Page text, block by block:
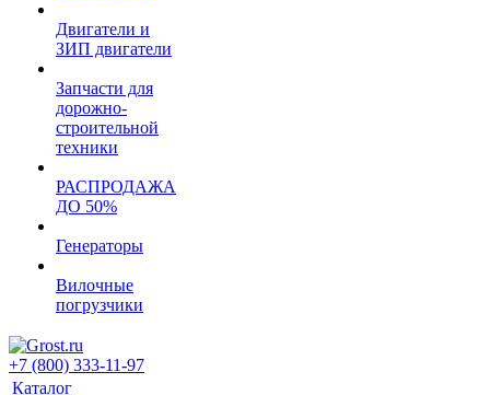
Двигатели и
ЗИП двигатели
Запчасти для
дорожно-
строительной
техники
РАСПРОДАЖА
ДО 50%
Генераторы
Вилочные
погрузчики
+7 (800) 333-11-97
Каталог